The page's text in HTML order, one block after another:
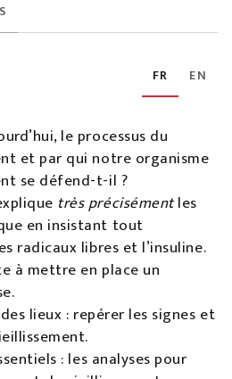
FR EN
le processus du
et par qui notre organisme
se défend-t-il ?
très précisémentles
en insistant tout
radicaux libres et l’insuline.
à mettre en place un
lieux : repérer les signes et
: les analyses pour